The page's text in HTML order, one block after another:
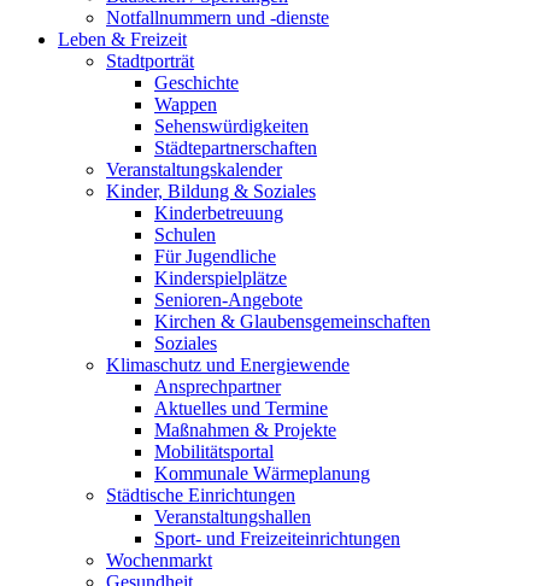
Notfallnummern und -dienste
Leben & Freizeit
Stadtporträt
Geschichte
Wappen
Sehenswürdigkeiten
Städtepartnerschaften
Veranstaltungskalender
Kinder, Bildung & Soziales
Kinderbetreuung
Schulen
Für Jugendliche
Kinderspielplätze
Senioren-Angebote
Kirchen & Glaubensgemeinschaften
Soziales
Klimaschutz und Energiewende
Ansprechpartner
Aktuelles und Termine
Maßnahmen & Projekte
Mobilitätsportal
Kommunale Wärmeplanung
Städtische Einrichtungen
Veranstaltungshallen
Sport- und Freizeiteinrichtungen
Wochenmarkt
Gesundheit